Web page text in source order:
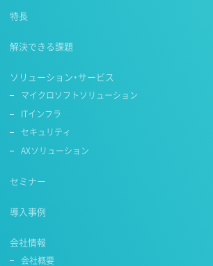
特長
解決できる課題
ソリューション・サービス
マイクロソフトソリューション
ITインフラ
セキュリティ
AXソリューション
セミナー
導入事例
会社情報
会社概要